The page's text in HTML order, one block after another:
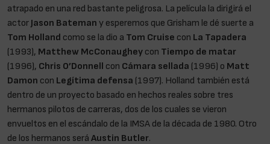
atrapado en una red bastante peligrosa. La película la dirigirá el
actor Jason Bateman y esperemos que Grisham le dé suerte a
Tom Holland como se la dio a Tom Cruise con La Tapadera
(1993), Matthew McConaughey con Tiempo de matar
(1996), Chris O’Donnell con Cámara sellada (1996) o Matt
Damon con Legítima defensa (1997). Holland también está
dentro de un proyecto basado en hechos reales sobre tres
hermanos pilotos de carreras, dos de los cuales se vieron
envueltos en el escándalo de la IMSA de la década de 1980. Otro
de los hermanos será Austin Butler.